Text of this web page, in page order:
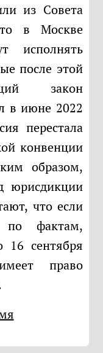
из Совета
в Москве
исполнять
после этой
закон
в июне 2022
перестала
конвенции
образом,
юрисдикции
что если
по фактам,
16 сентября
право